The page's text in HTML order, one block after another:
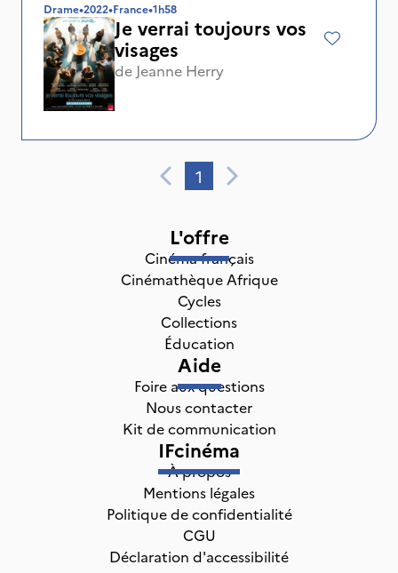
Drame•2022•France•1h58
Je verrai toujours vos
visages
de Jeanne Herry
1
L'offre
Cinéma français
Cinémathèque Afrique
Cycles
Collections
Éducation
Aide
Foire aux questions
Nous contacter
Kit de communication
IFcinéma
À propos
Mentions légales
Politique de confidentialité
CGU
Déclaration d'accessibilité